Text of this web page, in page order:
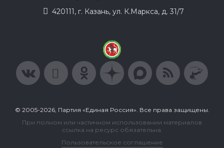
420111, г. Казань, ул. К.Маркса, д. 31/7
© 2005-2026, Партия «Единая Россия». Все права защищены.
При полном или частичном использовании материалов
ссылка на ресурс обязательна.
Пользовательское соглашение